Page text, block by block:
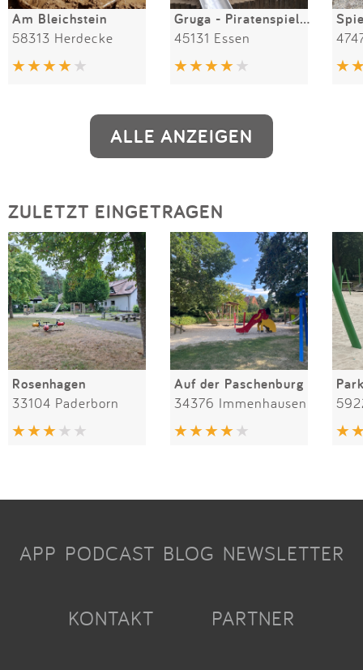
Am Bleichstein
58313 Herdecke
Gruga - Piratenspielplatz
45131 Essen
ALLE ANZEIGEN
ZULETZT EINGETRAGEN
Rosenhagen
33104 Paderborn
Auf der Paschenburg
34376 Immenhausen
APP PODCAST BLOG NEWSLETTER
KONTAKT PARTNER